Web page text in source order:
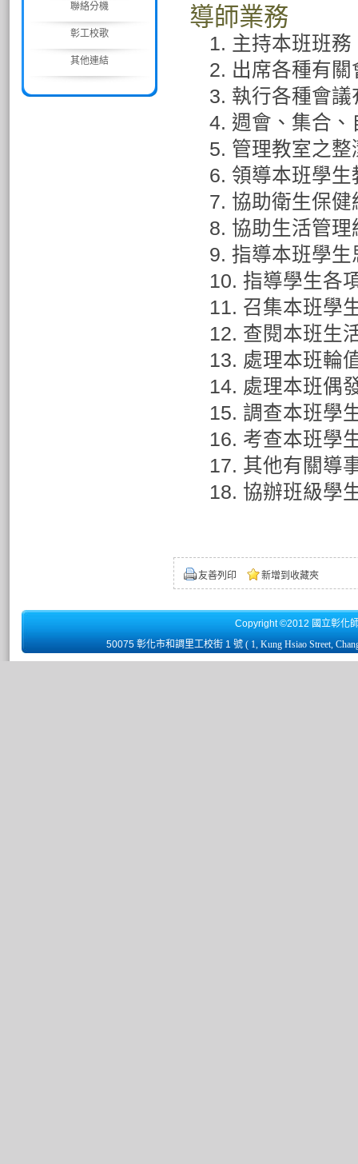
聯絡分機
彰工校歌
其他連結
導師業務
1. 主持本班班務
2. 出席各種有關
3. 執行各種會議
4. 週會、集合、
5. 管理教室之整
6. 領導本班學生
7. 協助衛生保健
8. 協助生活管理
9. 指導本班學生
10. 指導學生各
11. 召集本班學
12. 查閱本班生
13. 處理本班輪
14. 處理本班偶
15. 調查本班學
16. 考查本班學
17. 其他有關導
18. 協辦班級學
友善列印 新增到收藏夾
Copyright ©2012 國立彰化
50075 彰化市和調里工校街 1 號 ( 1, Kung Hsiao Street,